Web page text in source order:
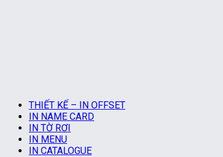
THIẾT KẾ – IN OFFSET
IN NAME CARD
IN TỜ RƠI
IN MENU
IN CATALOGUE